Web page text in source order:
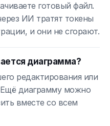
готовый файл.
ИИ тратят токены
и они не сгорают.
диаграмма?
редактирования или
Ещё диаграмму можно
вместе со всем